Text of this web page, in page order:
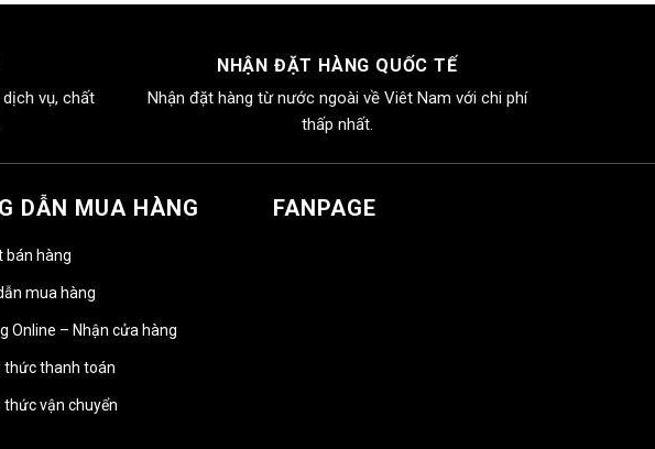
vụ, chất
NHẬN ĐẶT HÀNG QUỐC TẾ
Nhận đặt hàng từ nước ngoài về Viêt Nam với chi phí
thấp nhất.
DẪN MUA HÀNG
bán hàng
mua hàng
Online – Nhận cửa hàng
thức thanh toán
vận chuyển
FANPAGE